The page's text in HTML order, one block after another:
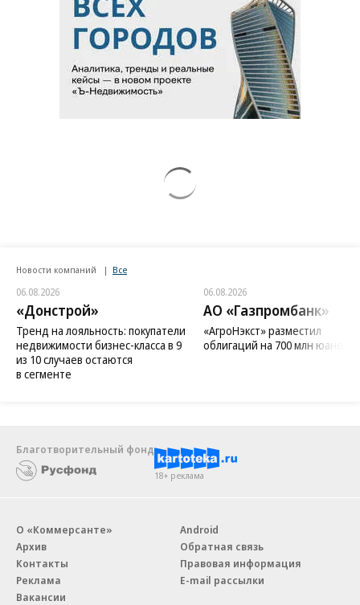
Новости компаний Все
06.08.2026
«Донстрой»
Тренд на лояльность: покупатели
недвижимости бизнес-класса в 9
из 10 случаев остаются
в сегменте
06.08.2026
АО «Газпромбанк»
«АгроНэкст» разместил
облигаций на 700 млн юаней
Благотворительный фонд
18+ реклама
О «Коммерсанте»
Архив
Контакты
Реклама
Вакансии
Android
Обратная связь
Правовая информация
E-mail рассылки